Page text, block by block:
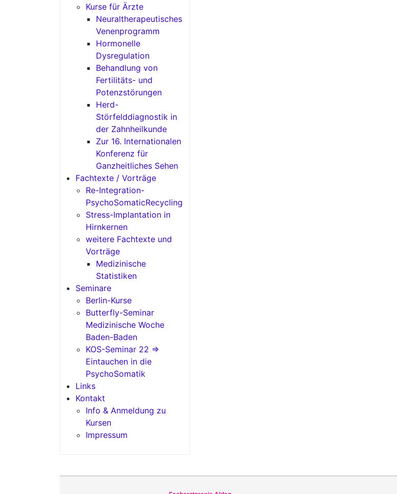
Kurse für Ärzte
Neuraltherapeutisches
Venenprogramm
Hormonelle
Dysregulation
Behandlung von
Fertilitäts- und
Potenzstörungen
Herd-
Störfelddiagnostik in
der Zahnheilkunde
Zur 16. Internationalen
Konferenz für
Ganzheitliches Sehen
Fachtexte / Vorträge
Re-Integration-
PsychoSomaticRecycling
Stress-Implantation in
Hirnkernen
weitere Fachtexte und
Vorträge
Medizinische
Statistiken
Seminare
Berlin-Kurse
Butterfly-Seminar
Medizinische Woche
Baden-Baden
KOS-Seminar 22 =>
Eintauchen in die
PsychoSomatik
Links
Kontakt
Info & Anmeldung zu
Kursen
Impressum